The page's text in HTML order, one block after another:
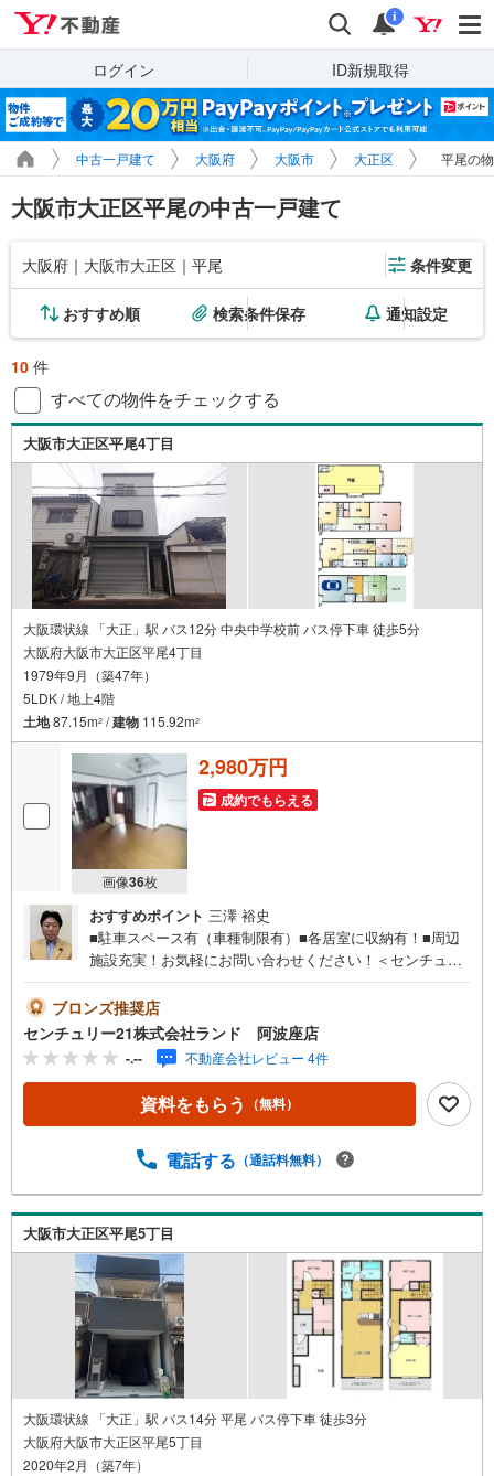
検索 通知
i
ログイン ID新規取得
中古一戸建て 大阪府 大阪市 大正区 平尾の
大阪市大正区平尾の中古一戸建て
大阪府｜大阪市大正区｜平尾 条件変更
おすすめ順 検索条件保存 通知設定
10 件
すべての物件をチェックする
大阪市大正区平尾4丁目
大阪環状線 「大正」駅 バス12分 中央中学校前 バス停下車 徒歩5分
大阪府大阪市大正区平尾4丁目
1979年9月（築47年）
5LDK / 地上4階
土地87.15m2 /建物 115.92m2
画像36枚
2,980万円
成約でもらえる
おすすめポイント 三澤 裕史
■駐車スペース有（車種制限有）■各居室に収納有！■周辺
施設充実！お気軽にお問い合わせください！＜センチュリ
は・・・ お客様のニーズに寄り添い、大切なお住まいの
ご購入に最後まで伴走いたします！●リフォームのご相談も
承っております。●購入・売却・ローンのご相談・・・なん
でもお気軽にご相談くださいませ！〇大阪メトロ千日前
線・中央線「阿波座」駅5番出口より徒歩約2分！〇営業時
間:10:00～20:00（火曜日・水曜日定休日※祝日は営業）事
す。ご連絡お待ちしております！
ブロンズ推奨店
センチュリー21株式会社ランド 阿波座店
-.-- 不動産会社レビュー 4件
資料をもらう （無料）
電話する （通話料無料）
大阪市大正区平尾5丁目
大阪環状線 「大正」駅 バス14分 平尾 バス停下車 徒歩3分
大阪府大阪市大正区平尾5丁目
2020年2月（築7年）